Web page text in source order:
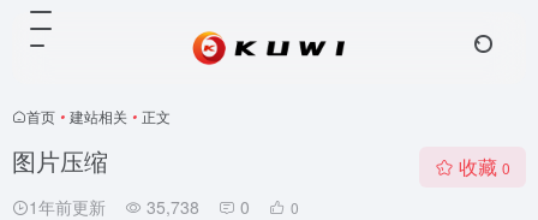
首页 • 建站相关 • 正文
图片压缩
1年前更新 35,738 0 0
收藏 0